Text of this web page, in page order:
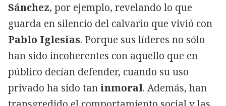
Sánchez, por ejemplo, revelando lo que
guarda en silencio del calvario que vivió con
Pablo Iglesias. Porque sus líderes no sólo
han sido incoherentes con aquello que en
público decían defender, cuando su uso
privado ha sido tan inmoral. Además, han